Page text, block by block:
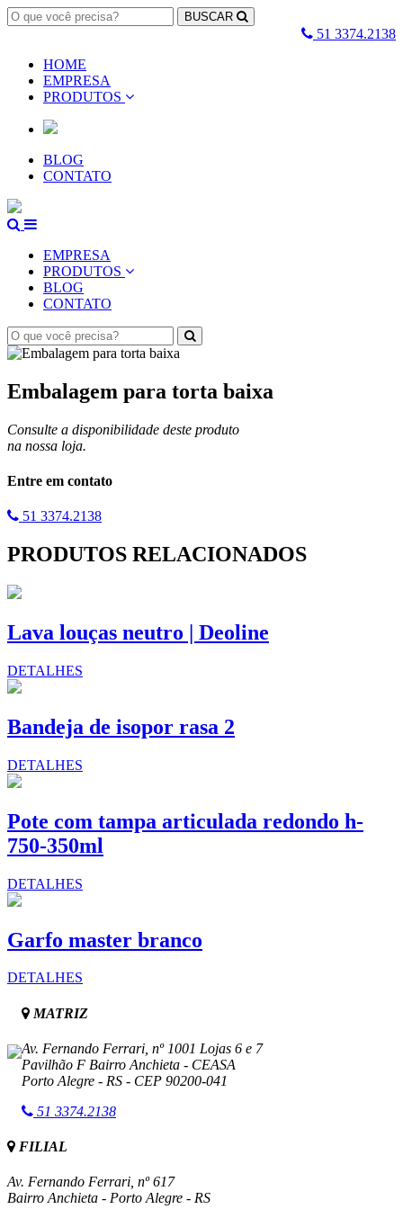
BUSCAR
51 3374.2138
HOME
EMPRESA
PRODUTOS
BLOG
CONTATO
EMPRESA
PRODUTOS
BLOG
CONTATO
Embalagem para torta baixa
Consulte a disponibilidade deste produto
na nossa loja.
Entre em contato
51 3374.2138
PRODUTOS RELACIONADOS
Lava louças neutro | Deoline
DETALHES
Bandeja de isopor rasa 2
DETALHES
Pote com tampa articulada redondo h-
750-350ml
DETALHES
Garfo master branco
DETALHES
MATRIZ
Av. Fernando Ferrari, nº 1001 Lojas 6 e 7
Pavilhão F Bairro Anchieta - CEASA
Porto Alegre - RS - CEP 90200-041
51 3374.2138
FILIAL
Av. Fernando Ferrari, nº 617
Bairro Anchieta - Porto Alegre - RS